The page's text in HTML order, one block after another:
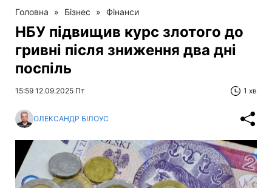
Головна » Бізнес » Фінанси
НБУ підвищив курс злотого до
гривні після зниження два дні
поспіль
15:59 12.09.2025 Пт 1 хв
ОЛЕКСАНДР БІЛОУС